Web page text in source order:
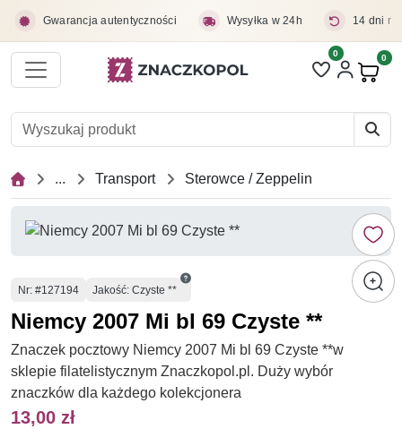
Gwarancja autentyczności Wysyłka w 24h 14 dni
Liczba pozycji
0 0
... Transport Sterowce / Zeppelin
Numer
Nr: #127194 Jakość: Czyste **
Niemcy 2007 Mi bl 69 Czyste **
Znaczek pocztowy Niemcy 2007 Mi bl 69 Czyste **w
sklepie filatelistycznym Znaczkopol.pl. Duży wybór
znaczków dla każdego kolekcjonera
13,00 zł